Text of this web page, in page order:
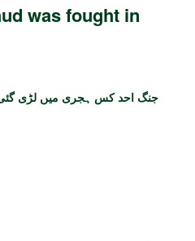
was fought in
جنگ احد کس ہجری میں لڑی